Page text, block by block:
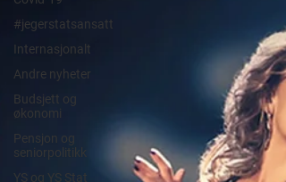
#jegerstatsansatt
Internasjonalt
Andre nyheter
Budsjett og
økonomi
Pensjon og
seniorpolitikk
YS og YS Stat